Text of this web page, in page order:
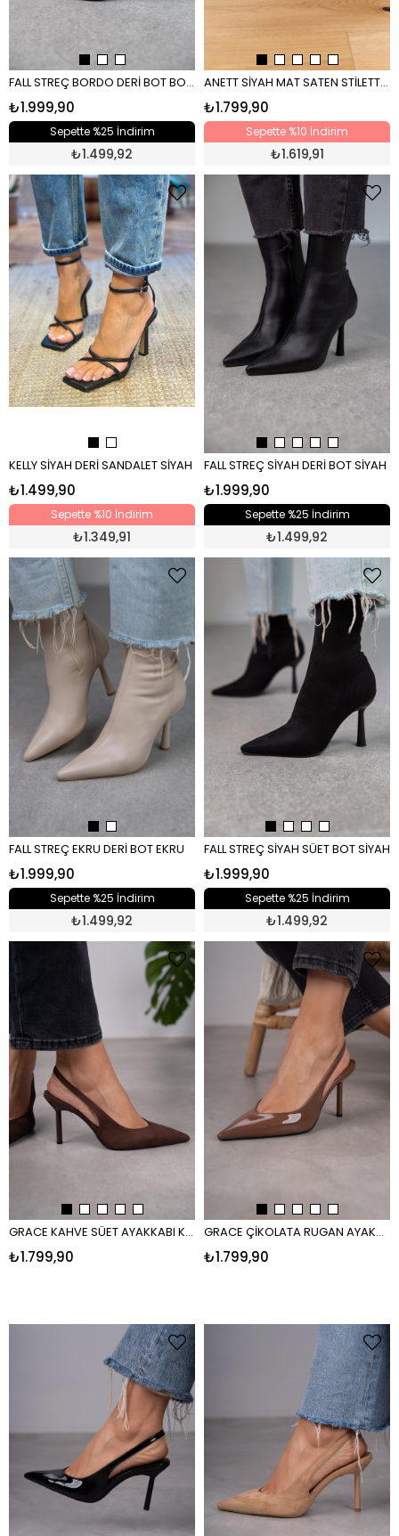
FALL STREÇ BORDO DERİ BOT BORDO RUGAN
₺1.999,90
Sepette %25 İndirim
₺1.499,92
ANETT SİYAH MAT SATEN STİLETTO SİYAH
₺1.799,90
Sepette %10 İndirim
₺1.619,91
KELLY SİYAH DERİ SANDALET SİYAH
₺1.499,90
Sepette %10 İndirim
₺1.349,91
FALL STREÇ SİYAH DERİ BOT SİYAH
₺1.999,90
Sepette %25 İndirim
₺1.499,92
FALL STREÇ EKRU DERİ BOT EKRU
₺1.999,90
Sepette %25 İndirim
₺1.499,92
FALL STREÇ SİYAH SÜET BOT SİYAH
₺1.999,90
Sepette %25 İndirim
₺1.499,92
GRACE KAHVE SÜET AYAKKABI KAHVE
₺1.799,90
GRACE ÇİKOLATA RUGAN AYAKKABI ÇİKOLATA RUGAN
₺1.799,90